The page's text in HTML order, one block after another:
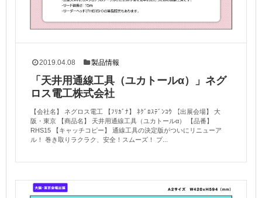
2019.04.08 製品情報
「天井用通線工具（ユカトールα）」ネグ
ロス電工株式会社
【会社名】 ネグロス電工 【ﾌﾘｶﾞﾅ】 ﾈｸﾞﾛｽﾃﾞﾝｺｳ 【出展会場】 大
阪・東京 【商品名】 天井用通線工具（ユカトールα） 【品番】
RHS15 【キャッチコピー】 通線工具の決定版がついにリニューア
ル！ 巻き取りラクラク、安全！スムーズ！ プ...